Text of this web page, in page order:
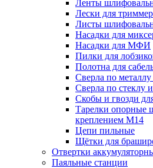
Ленты
Лески для
Листы
Насадки для
Насадки для МФИ
Пилки для
Полотна для
Сверла по металлу
Сверла по стеклу
Скобы и гвозди
Тарелки
креплением М14
Цепи пильные
Щётки для
Отвертки
Паяльные станции